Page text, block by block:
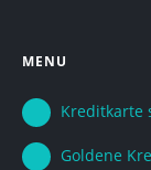
MENU
Kreditkarte
Goldene